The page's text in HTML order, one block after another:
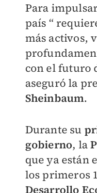
Para
país “
más activos,
con el futuro
aseguró la
Sheinbaum.
Durante su
gobierno, la
que ya están
los primeros
Desarrollo